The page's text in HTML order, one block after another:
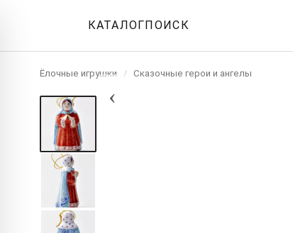
КАТАЛОГПОИСК
Ёлочные игрушки / Сказочные герои и ангелы
‹